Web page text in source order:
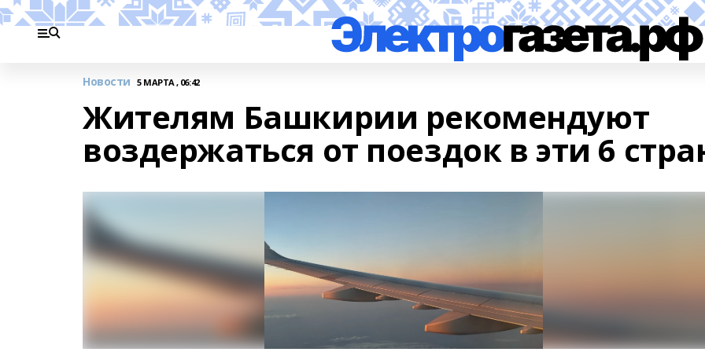
Новости 5 МАРТА , 06:42
Жителям Башкирии рекомендуют
воздержаться от поездок в эти 6